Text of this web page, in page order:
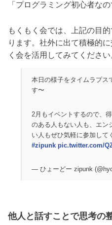
「プログラミング初心者な
もくもく会では、上記の目
ります。社外に出て積極的
く会を活用してみてください
本日の様子をタイムラプス
す〜
2月もイベントするので、
のある人もない人も、エン
い人もぜひ気軽に参加して
#zipunk pic.twitter.com/
— ひょーどー zipunk
他人と話すことで思考の